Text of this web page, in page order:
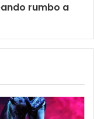
rumbo a